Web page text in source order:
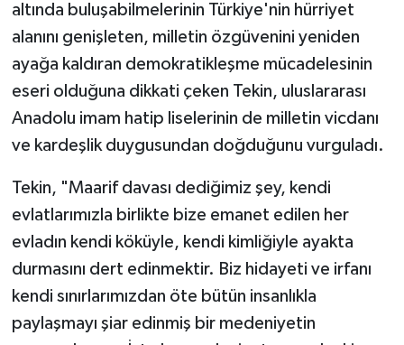
altında buluşabilmelerinin Türkiye'nin hürriyet
alanını genişleten, milletin özgüvenini yeniden
ayağa kaldıran demokratikleşme mücadelesinin
eseri olduğuna dikkati çeken Tekin, uluslararası
Anadolu imam hatip liselerinin de milletin vicdanı
ve kardeşlik duygusundan doğduğunu vurguladı.
Tekin, "Maarif davası dediğimiz şey, kendi
evlatlarımızla birlikte bize emanet edilen her
evladın kendi köküyle, kendi kimliğiyle ayakta
durmasını dert edinmektir. Biz hidayeti ve irfanı
kendi sınırlarımızdan öte bütün insanlıkla
paylaşmayı şiar edinmiş bir medeniyetin